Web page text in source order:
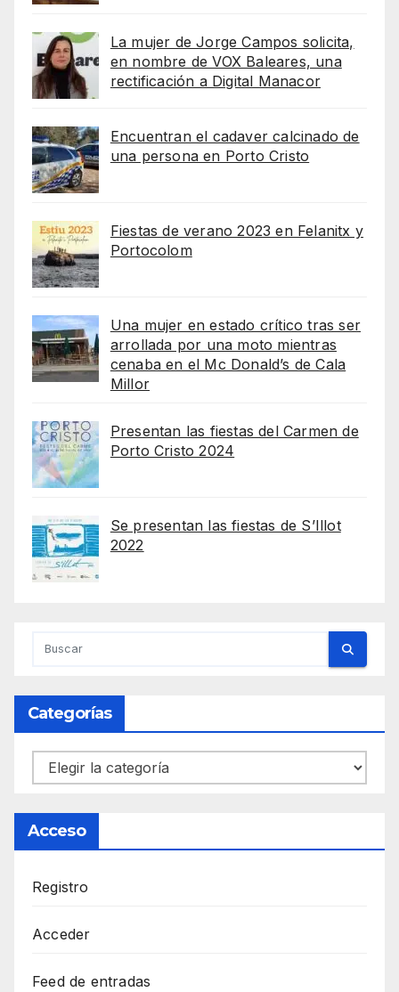
La mujer de Jorge Campos solicita,
en nombre de VOX Baleares, una
rectificación a Digital Manacor
Encuentran el cadaver calcinado de
una persona en Porto Cristo
Fiestas de verano 2023 en Felanitx y
Portocolom
Una mujer en estado crítico tras ser
arrollada por una moto mientras
cenaba en el Mc Donald’s de Cala
Millor
Presentan las fiestas del Carmen de
Porto Cristo 2024
Se presentan las fiestas de S’Illot
2022
Categorías
Categorías
Acceso
Registro
Acceder
Feed de entradas